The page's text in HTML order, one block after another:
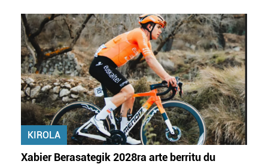
KIROLA
Xabier Berasategik 2028ra arte berritu du